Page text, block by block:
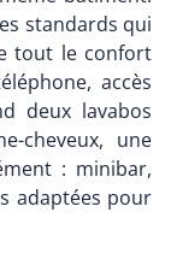
standards qui
tout le confort
accès
deux lavabos
cheveux, une
: minibar,
adaptées pour